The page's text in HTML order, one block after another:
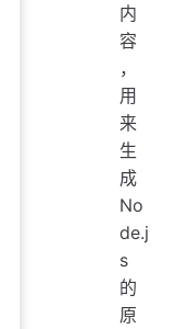
内
容
，
用
来
生
成
No
de.j
s
的
原